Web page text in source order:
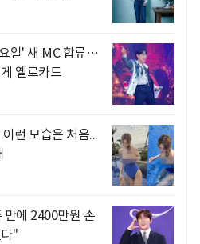
일' 새 MC 합류…
옐로카드
런 모습은 처음...
만에 2400만원 손
"